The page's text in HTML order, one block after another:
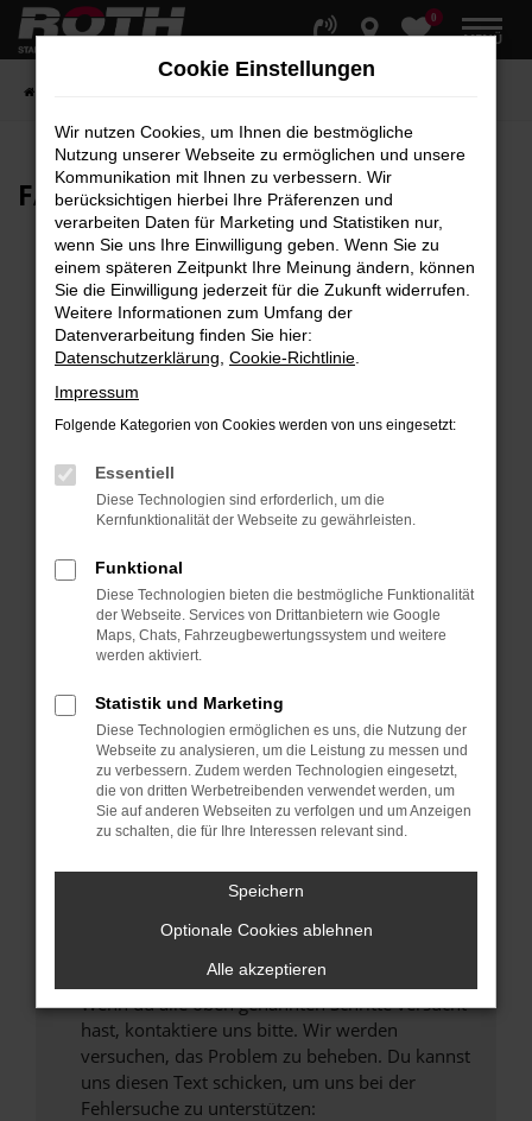
Zum
Hauptinhalt
0
MENÜ
FAHRZEUG-SHOWROOM
Fehler: Network Error
Beim Laden ist ein Fehler aufgetreten.
Hier sind ein paar Tipps, die dir helfen können:
Überprüfe deine Firewall und deine
Laden andere Webseiten, zum Beispiel deine
Suchmaschine?
Prüfe deine Browsererweiterungen.
Manche Erweiterungen, wie Werbeblocker,
können das Laden bestimmter Seiten
verhindern. Funktioniert die Seite in einem
anderen Browser oder in einem privaten
Fenster?
Starte dein Gerät neu.
Das kann manchmal helfen, vorübergehende
Probleme zu beheben.
Stelle sicher, dass dein Browser und dein
Betriebssystem auf dem neuesten Stand
sind.
Sicherheitsrisiko, sondern kann auch dazu
unterstützt werden.
Wende dich an den Webseitenbetreiber.
Wenn du alle oben genannten Schritte versucht
hast, kontaktiere uns bitte. Wir werden
versuchen, das Problem zu beheben. Du kannst
uns diesen Text schicken, um uns bei der
Fehlersuche zu unterstützen:
Cookie Einstellungen
Wir nutzen Cookies, um Ihnen die bestmögliche
Nutzung unserer Webseite zu ermöglichen und unsere
Kommunikation mit Ihnen zu verbessern. Wir
berücksichtigen hierbei Ihre Präferenzen und
verarbeiten Daten für Marketing und Statistiken nur,
wenn Sie uns Ihre Einwilligung geben. Wenn Sie zu
einem späteren Zeitpunkt Ihre Meinung ändern, können
Sie die Einwilligung jederzeit für die Zukunft widerrufen.
Weitere Informationen zum Umfang der
Datenverarbeitung finden Sie hier:
Datenschutzerklärung Cookie-Richtlinie
Impressum
Folgende Kategorien von Cookies werden von uns eingesetzt:
Essentiell
Diese Technologien sind erforderlich, um die
Kernfunktionalität der Webseite zu gewährleisten.
Funktional
Diese Technologien bieten die bestmögliche Funktionalität
der Webseite. Services von Drittanbietern wie Google
Maps, Chats, Fahrzeugbewertungssystem und weitere
werden aktiviert.
Statistik und Marketing
Diese Technologien ermöglichen es uns, die Nutzung der
Webseite zu analysieren, um die Leistung zu messen und
zu verbessern. Zudem werden Technologien eingesetzt,
die von dritten Werbetreibenden verwendet werden, um
Sie auf anderen Webseiten zu verfolgen und um Anzeigen
zu schalten, die für Ihre Interessen relevant sind.
Speichern
Optionale Cookies ablehnen
Alle akzeptieren